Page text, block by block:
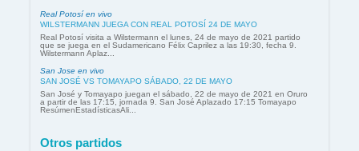
Real Potosí en vivo
WILSTERMANN JUEGA CON REAL POTOSÍ 24 DE MAYO
Real Potosí visita a Wilstermann el lunes, 24 de mayo de 2021 partido
que se juega en el Sudamericano Félix Caprilez a las 19:30, fecha 9.
Wilstermann Aplaz...
San Jose en vivo
SAN JOSÉ VS TOMAYAPO SÁBADO, 22 DE MAYO
San José y Tomayapo juegan el sábado, 22 de mayo de 2021 en Oruro
a partir de las 17:15, jornada 9. San José Aplazado 17:15 Tomayapo
ResúmenEstadísticasAli...
Otros partidos